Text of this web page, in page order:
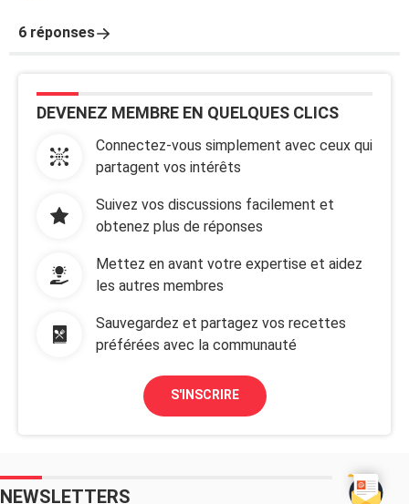
6 réponses
DEVENEZ MEMBRE EN QUELQUES CLICS
Connectez-vous simplement avec ceux qui
partagent vos intérêts
Suivez vos discussions facilement et
obtenez plus de réponses
Mettez en avant votre expertise et aidez
les autres membres
Sauvegardez et partagez vos recettes
préférées avec la communauté
S'INSCRIRE
NEWSLETTERS